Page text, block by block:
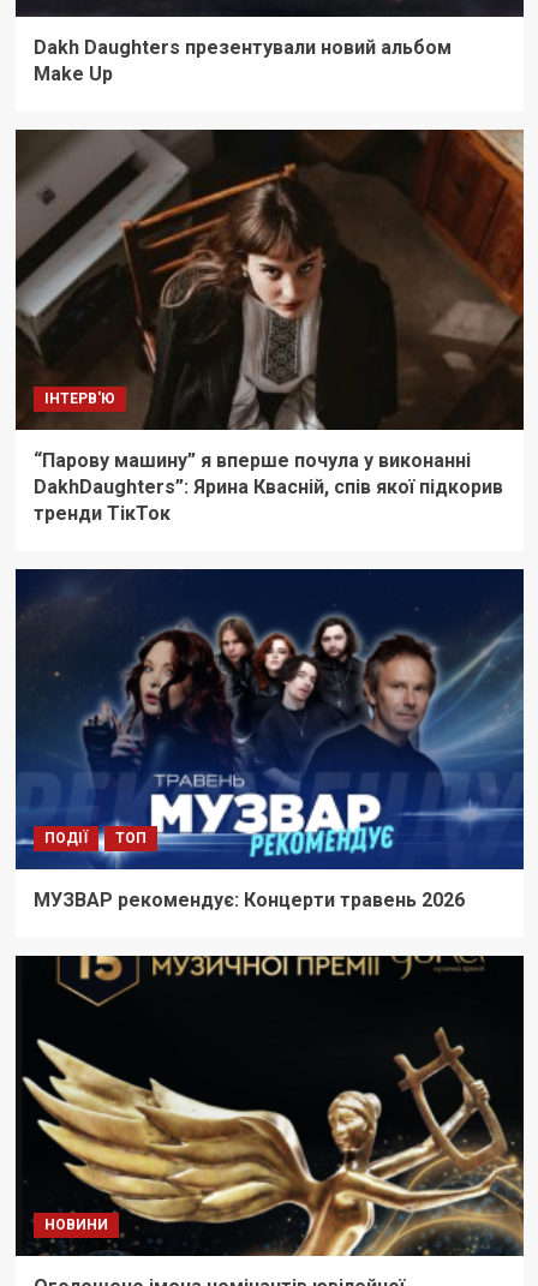
Dakh Daughters презентували новий альбом
Make Up
ІНТЕРВ'Ю
“Парову машину” я вперше почула у виконанні
DakhDaughters”: Ярина Квасній, спів якої підкорив
тренди ТікТок
ПОДІЇ ТОП
МУЗВАР рекомендує: Концерти травень 2026
НОВИНИ